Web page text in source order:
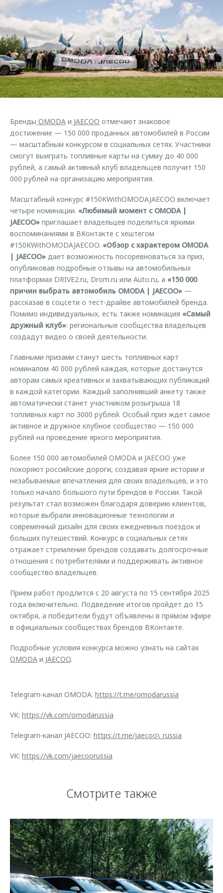
Кредитный калькулятор
Корпоративным клиентам
Корпоративные продажи
OMODA Лизинг
Трейд-ин
Калькулятор трейд-ин
Дополнительная техническая поддержка
Руководства по эксплуатации
Клиентская поддержка
Клуб OMODA
Приложение владельцев OMODA
Аксессуары
Оригинальные аксессуары
Запчасти
Ключевые клиенты OMODA
Онлайн-сервисы
Приложение владельцев OMODA
Клуб владельцев OMODA
Правовая информация
Обратная связь
Бренды OMODA и JAECOO отмечают знаковое
достижение — 150 000 проданных автомобилей в России
— масштабным конкурсом в социальных сетях. Участники
смогут выиграть топливные карты на сумму до 40 000
рублей, а самый активный клуб владельцев получит 150
000 рублей на организацию мероприятия.
Масштабный конкурс #150KWithOMODAJAECOO включает
четыре номинации. «Любимый момент с OMODA |
JAECOO» приглашает владельцев поделиться яркими
воспоминаниями в ВКонтакте с хештегом
#150KWithOMODAJAECOO. «Обзор с характером OMODA
| JAECOO» дает возможность посоревноваться за приз,
опубликовав подробные отзывы на автомобильных
платформах DRIVE2.ru, Drom.ru или Auto.ru, а «150 000
причин выбрать автомобиль OMODA | JAECOO» —
рассказав в соцсети о тест-драйве автомобилей бренда.
Помимо индивидуальных, есть также номинация «Самый
дружный клуб»: региональные сообщества владельцев
создадут видео о своей деятельности.
Главными призами станут шесть топливных карт
номиналом 40 000 рублей каждая, которые достанутся
авторам самых креативных и захватывающих публикаций
в каждой категории. Каждый заполнивший анкету также
автоматически станет участником розыгрыша 18
топливных карт по 3000 рублей. Особый приз ждет самое
активное и дружное клубное сообщество — 150 000
рублей на проведение яркого мероприятия.
Более 150 000 автомобилей OMODA и JAECOO уже
покоряют российские дороги, создавая яркие истории и
незабываемые впечатления для своих владельцев, и это
только начало большого пути брендов в России. Такой
результат стал возможен благодаря доверию клиентов,
которые выбрали инновационные технологии и
современный дизайн для своих ежедневных поездок и
больших путешествий. Конкурс в социальных сетях
отражает стремление брендов создавать долгосрочные
отношения с потребителями и поддерживать активное
сообщество владельцев.
Прием работ продлится с 20 августа по 15 сентября 2025
года включительно. Подведение итогов пройдет до 15
октября, а победители будут объявлены в прямом эфире
в официальных сообществах брендов ВКонтакте.
Подробные условия конкурса можно узнать на сайтах
OMODA и JAECOO.
Telegram-канал OMODA: https://t.me/omodarussia
VK: https://vk.com/omodarussia
Telegram-канал JAECOO: https://t.me/jaecoo\_russia
VK: https://vk.com/jaecoorussia
Смотрите также